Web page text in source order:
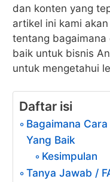
dan konten yang
artikel ini kami
tentang bagaimana
baik untuk bisnis
untuk mengetahui
Daftar isi
Bagaimana
Yang Baik
Kesimpulan
Tanya Jawab /